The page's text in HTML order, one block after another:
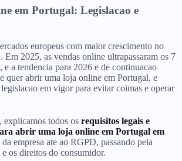
em Portugal: Legislacao e
europeus com maior crescimento no
Em 2025, as vendas online ultrapassaram os 7
e a tendencia para 2026 e de continuacao
quer abrir uma loja online em Portugal, e
em vigor para evitar coimas e operar
explicamos todos os requisitos legais e
abrir uma loja online em Portugal em
empresa ate ao RGPD, passando pela
os direitos do consumidor.